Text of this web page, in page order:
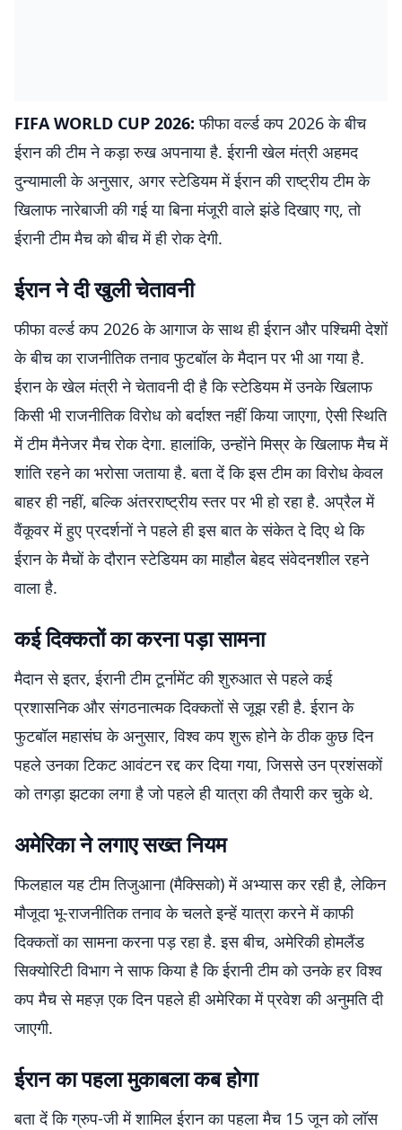
FIFA WORLD CUP 2026: फीफा वर्ल्ड कप 2026 के बीच
ईरान की टीम ने कड़ा रुख अपनाया है. ईरानी खेल मंत्री अहमद
दुन्यामाली के अनुसार, अगर स्टेडियम में ईरान की राष्ट्रीय टीम के
खिलाफ नारेबाजी की गई या बिना मंजूरी वाले झंडे दिखाए गए, तो
ईरानी टीम मैच को बीच में ही रोक देगी.
ईरान ने दी खुली चेतावनी
फीफा वर्ल्ड कप 2026 के आगाज के साथ ही ईरान और पश्चिमी देशों
के बीच का राजनीतिक तनाव फुटबॉल के मैदान पर भी आ गया है.
ईरान के खेल मंत्री ने चेतावनी दी है कि स्टेडियम में उनके खिलाफ
किसी भी राजनीतिक विरोध को बर्दाश्त नहीं किया जाएगा, ऐसी स्थिति
में टीम मैनेजर मैच रोक देगा. हालांकि, उन्होंने मिस्र के खिलाफ मैच में
शांति रहने का भरोसा जताया है. बता दें कि इस टीम का विरोध केवल
बाहर ही नहीं, बल्कि अंतरराष्ट्रीय स्तर पर भी हो रहा है. अप्रैल में
वैंकूवर में हुए प्रदर्शनों ने पहले ही इस बात के संकेत दे दिए थे कि
ईरान के मैचों के दौरान स्टेडियम का माहौल बेहद संवेदनशील रहने
वाला है.
कई दिक्कतों का करना पड़ा सामना
मैदान से इतर, ईरानी टीम टूर्नामेंट की शुरुआत से पहले कई
प्रशासनिक और संगठनात्मक दिक्कतों से जूझ रही है. ईरान के
फुटबॉल महासंघ के अनुसार, विश्व कप शुरू होने के ठीक कुछ दिन
पहले उनका टिकट आवंटन रद्द कर दिया गया, जिससे उन प्रशंसकों
को तगड़ा झटका लगा है जो पहले ही यात्रा की तैयारी कर चुके थे.
अमेरिका ने लगाए सख्त नियम
फिलहाल यह टीम तिजुआना (मैक्सिको) में अभ्यास कर रही है, लेकिन
मौजूदा भू-राजनीतिक तनाव के चलते इन्हें यात्रा करने में काफी
दिक्कतों का सामना करना पड़ रहा है. इस बीच, अमेरिकी होमलैंड
सिक्योरिटी विभाग ने साफ किया है कि ईरानी टीम को उनके हर विश्व
कप मैच से महज़ एक दिन पहले ही अमेरिका में प्रवेश की अनुमति दी
जाएगी.
ईरान का पहला मुकाबला कब होगा
बता दें कि ग्रुप-जी में शामिल ईरान का पहला मैच 15 जून को लॉस